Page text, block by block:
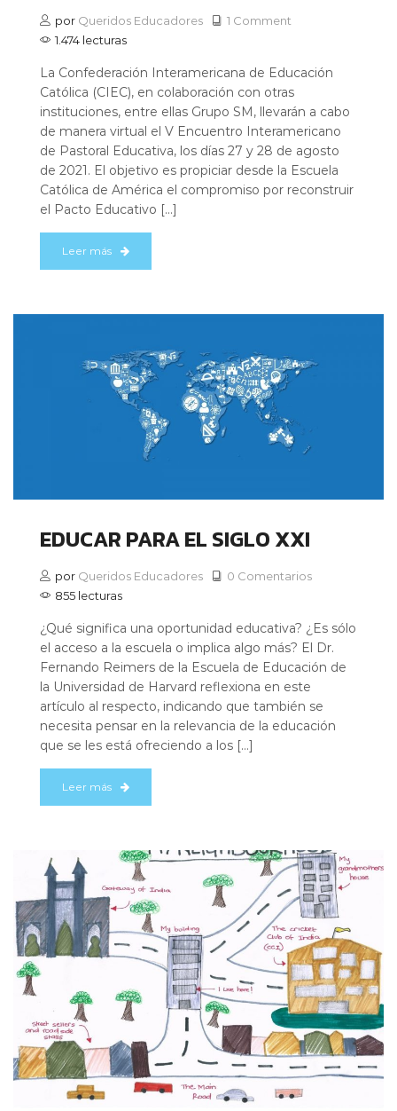
por Queridos Educadores
1 Comment
1.474 lecturas
La Confederación Interamericana de Educación
Católica (CIEC), en colaboración con otras
instituciones, entre ellas Grupo SM, llevarán a cabo
de manera virtual el V Encuentro Interamericano
de Pastoral Educativa, los días 27 y 28 de agosto
de 2021. El objetivo es propiciar desde la Escuela
Católica de América el compromiso por reconstruir
el Pacto Educativo […]
Leer más
EDUCAR PARA EL SIGLO XXI
por Queridos Educadores
0 Comentarios
855 lecturas
¿Qué significa una oportunidad educativa? ¿Es sólo
el acceso a la escuela o implica algo más? El Dr.
Fernando Reimers de la Escuela de Educación de
la Universidad de Harvard reflexiona en este
artículo al respecto, indicando que también se
necesita pensar en la relevancia de la educación
que se les está ofreciendo a los […]
Leer más